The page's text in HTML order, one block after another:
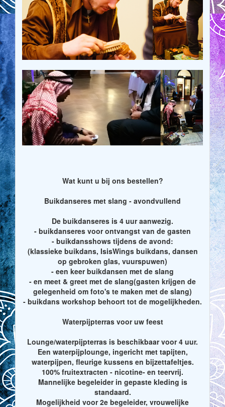
Wat kunt u bij ons bestellen?
Buikdanseres met slang - avondvullend
De buikdanseres is 4 uur aanwezig.
- buikdanseres voor ontvangst van de gasten
- buikdansshows tijdens de avond:
(klassieke buikdans, IsisWings buikdans, dansen
op gebroken glas, vuurspuwen)
- een keer buikdansen met de slang
- en meet & greet met de slang(gasten krijgen de
gelegenheid om foto's te maken met de slang)
- buikdans workshop behoort tot de mogelijkheden.
Waterpijpterras voor uw feest
Lounge/waterpijpterras is beschikbaar voor 4 uur.
Een waterpijplounge, ingericht met tapijten,
waterpijpen, fleurige kussens en bijzettafeltjes.
100% fruitextracten - nicotine- en teervrij.
Mannelijke begeleider in gepaste kleding is
standaard.
Mogelijkheid voor 2e begeleider, vrouwelijke